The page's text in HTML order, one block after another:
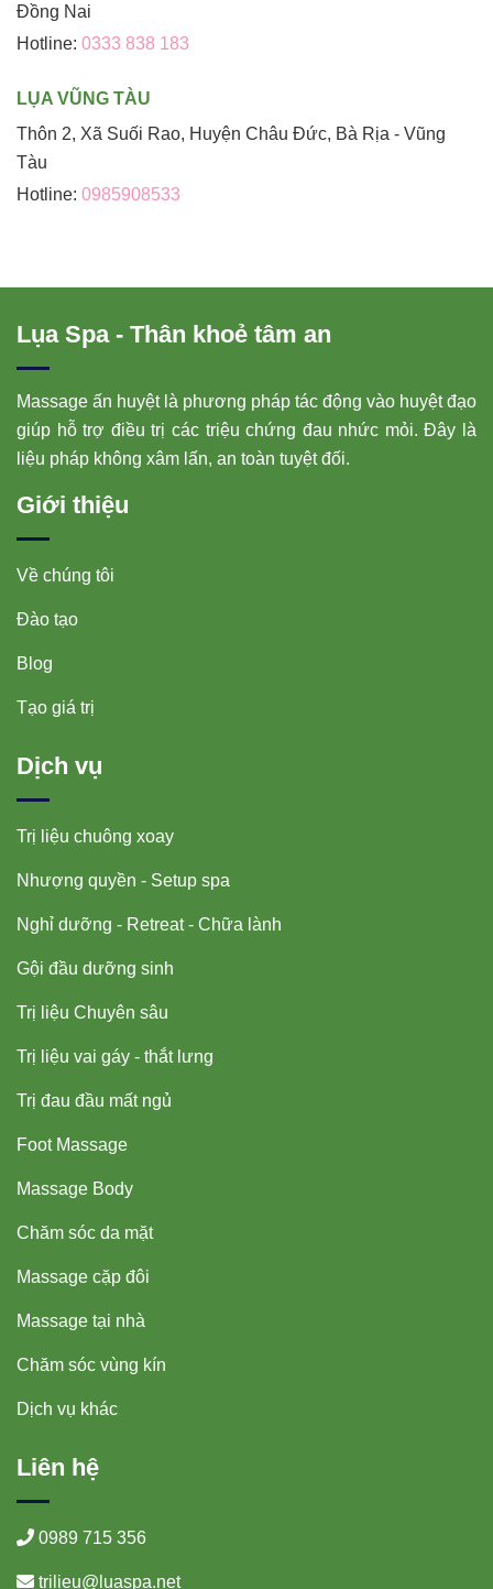
Đồng Nai
Hotline: 0333 838 183
LỤA VŨNG TÀU
Thôn 2, Xã Suối Rao, Huyện Châu Đức, Bà Rịa - Vũng
Tàu
Hotline: 0985908533
Lụa Spa - Thân khoẻ tâm an
Massage ấn huyệt là phương pháp tác động vào huyệt đạo
giúp hỗ trợ điều trị các triệu chứng đau nhức mỏi. Đây là
liệu pháp không xâm lấn, an toàn tuyệt đối.
Giới thiệu
Về chúng tôi
Đào tạo
Blog
Tạo giá trị
Dịch vụ
Trị liệu chuông xoay
Nhượng quyền - Setup spa
Nghỉ dưỡng - Retreat - Chữa lành
Gội đầu dưỡng sinh
Trị liệu Chuyên sâu
Trị liệu vai gáy - thắt lưng
Trị đau đầu mất ngủ
Foot Massage
Massage Body
Chăm sóc da mặt
Massage cặp đôi
Massage tại nhà
Chăm sóc vùng kín
Dịch vụ khác
Liên hệ
0989 715 356
trilieu@luaspa.net